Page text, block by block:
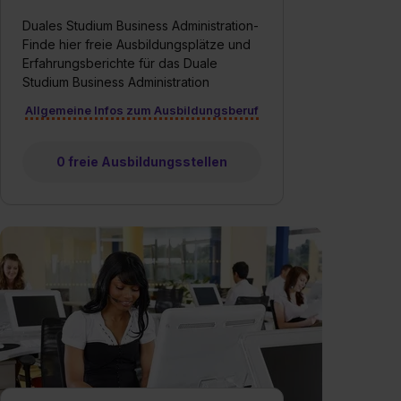
Duales Studium Business Administration-
Finde hier freie Ausbildungsplätze und
Erfahrungsberichte für das Duale
Studium Business Administration
Allgemeine Infos zum Ausbildungsberuf
0 freie Ausbildungsstellen